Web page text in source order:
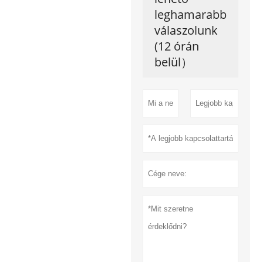
leghamarabb
válaszolunk
(12 órán
belül）